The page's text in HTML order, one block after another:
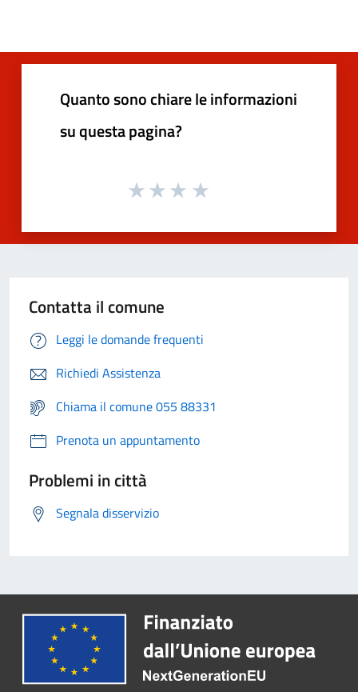
Quanto sono chiare le informazioni
su questa pagina?
Contatta il comune
Leggi le domande frequenti
Richiedi Assistenza
Chiama il comune 055 88331
Prenota un appuntamento
Problemi in città
Segnala disservizio